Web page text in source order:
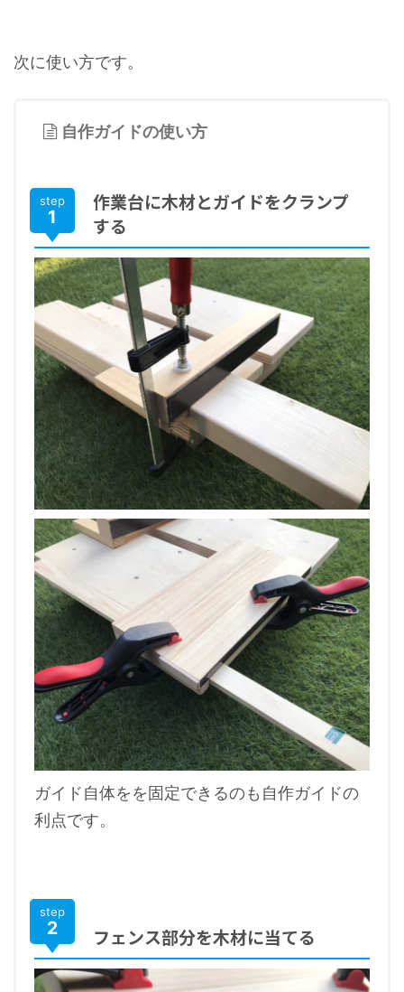
次に使い方です。
自作ガイドの使い方
step
1
作業台に木材とガイドをクランプ
する
ガイド自体をを固定できるのも自作ガイドの
利点です。
step
2 フェンス部分を木材に当てる